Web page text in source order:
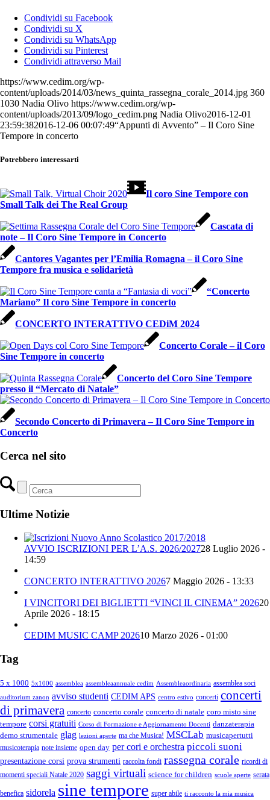
Condividi su Facebook
Condividi su X
Condividi su WhatsApp
Condividi su Pinterest
Condividi attraverso Mail
https://www.cedim.org/wp-
content/uploads/2014/03/news_quinta_rassegna_corale_2014.jpg 360
1030 Nadia Olivo https://www.cedim.org/wp-
content/uploads/2013/09/logo_cedim.png Nadia Olivo2016-12-01
23:59:382016-12-06 00:07:49“Appunti di Avvento” – Il Coro Sine
Tempore in concerto
Potrebbero interessarti
Il coro Sine Tempore con
Small Talk dei The Real Group
Cascata di
note – Il Coro Sine Tempore in Concerto
Cantores Vagantes per l’Emilia Romagna – il Coro Sine
Tempore fra musica e solidarietà
“Concerto
Mariano” Il coro Sine Tempore in concerto
CONCERTO INTERATTIVO CEDiM 2024
Concerto Corale – il Coro
Sine Tempore in concerto
Concerto del Coro Sine Tempore
presso il “Mercato di Natale”
Secondo Concerto di Primavera – Il Coro Sine Tempore in
Concerto
Cerca nel sito
Ultime Notizie
AVVIO ISCRIZIONI PER L’A.S. 2026/202728 Luglio 2026 -
14:59
CONCERTO INTERATTIVO 20267 Maggio 2026 - 13:33
I VINCITORI DEI BIGLIETTI “VINCI IL CINEMA” 202620
Aprile 2026 - 18:15
CEDIM MUSIC CAMP 202610 Marzo 2026 - 01:00
Tag
5 x 1000 5x1000 assemblea assembleaannuale cedim Assembleaordinaria assemblea soci
auditorium zanon avviso studenti CEDIM APS centro estivo concerti concerti
di primavera concerto concerto corale concerto di natale coro misto sine
tempore corsi gratuiti Corso di Formazione e Aggiornamento Docenti danzaterapia
demo strumentale glag lezioni aperte ma che Musica! MSCLab musicapertutti
musicoterapia note insieme open day per cori e orchestra piccoli suoni
presentazione corsi prova strumenti raccolta fondi rassegna corale ricordi di
momenti speciali Natale 2020 saggi virtuali science for children scuole aperte serata
benefica sidorela sine tempore super abile ti racconto la mia musica